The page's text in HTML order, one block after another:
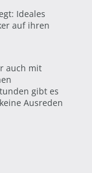
Ideales
auf ihren
auch mit
gibt es
Ausreden